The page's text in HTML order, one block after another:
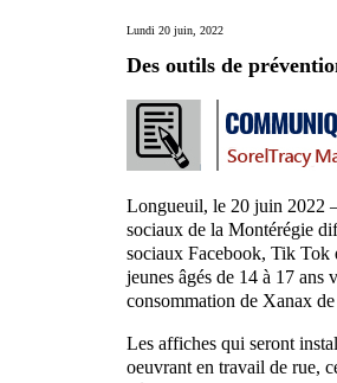
Lundi 20 juin, 2022
Des outils de
Longueuil, le 20 juin 2022
sociaux de la Montérégie
sociaux Facebook, Tik Tok
jeunes âgés de 14 à 17 ans
consommation de Xanax de
Les affiches qui seront
oeuvrant en travail de rue,